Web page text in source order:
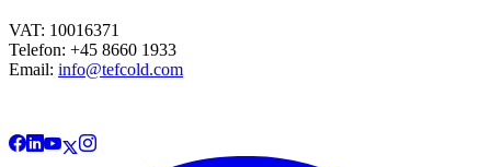
VAT: 10016371
Telefon: +45 8660 1933
Email: info@tefcold.com